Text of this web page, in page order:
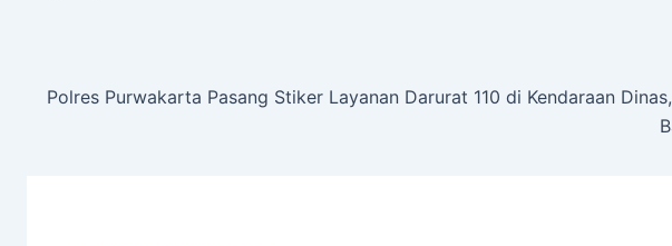
Polres Purwakarta Pasang Stiker Layanan Darurat 110 di Kendaraan